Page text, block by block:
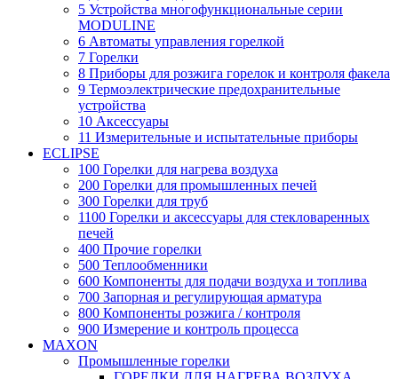
5 Устройства многофункциональные серии
MODULINE
6 Автоматы управления горелкой
7 Горелки
8 Приборы для розжига горелок и контроля факела
9 Термоэлектрические предохранительные
устройства
10 Аксессуары
11 Измерительные и испытательные приборы
ECLIPSE
100 Горелки для нагрева воздуха
200 Горелки для промышленных печей
300 Горелки для труб
1100 Горелки и аксессуары для стекловаренных
печей
400 Прочие горелки
500 Теплообменники
600 Компоненты для подачи воздуха и топлива
700 Запорная и регулирующая арматура
800 Компоненты розжига / контроля
900 Измерение и контроль процесса
MAXON
Промышленные горелки